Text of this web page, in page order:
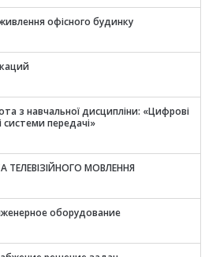
офісного будинку
з навчальної дисципліни: «Цифрові
системи передачі»
ТЕЛЕВІЗІЙНОГО МОВЛЕННЯ
оборудование